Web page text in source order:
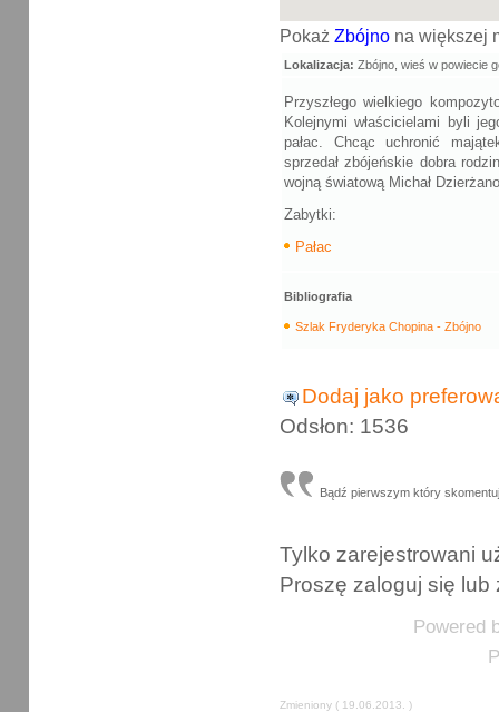
Pokaż Zbójno na większej
Lokalizacja: Zbójno, wieś w powiecie
Przyszłego wielkiego
Kolejnymi właścicielami byli
pałac. Chcąc uchronić
sprzedał zbójeńskie dobra
wojną światową Michał
Zabytki:
Pałac
Bibliografia
Szlak Fryderyka Chopina - Zbójno
Dodaj jako
Odsłon: 1536
Bądź pierwszym który
Tylko zarejestrowani
Proszę zaloguj się lub
Powered
Zmieniony ( 19.06.2013. )